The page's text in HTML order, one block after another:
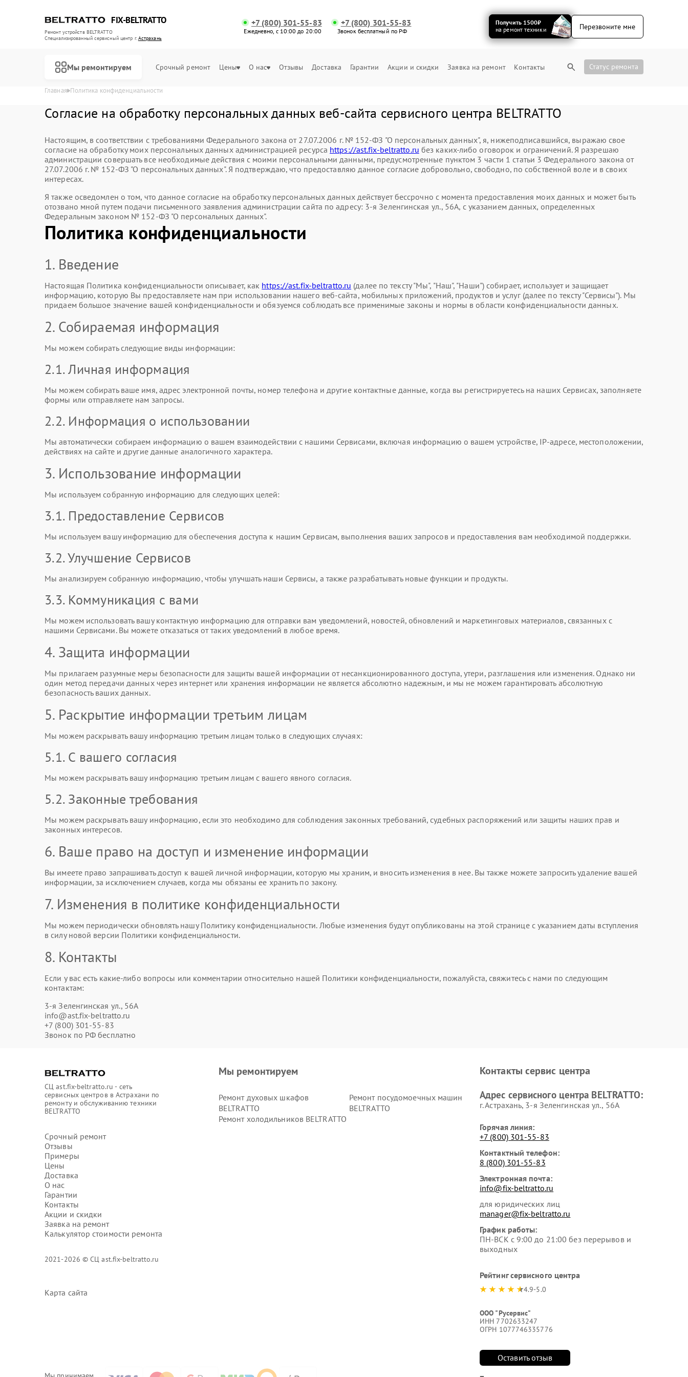
FIX-BELTRATTO
Ремонт устройств BELTRATTO
Специализированный cервисный центр г.Астрахань
+7 (800) 301-55-83
Ежедневно, с 10:00 до 20:00
+7 (800) 301-55-83
Звонок бесплатный по РФ
Получить 1500₽
на ремонт техники
Перезвоните мне
Мы ремонтируем Срочный ремонт Цены О нас Отзывы Доставка Гарантии Акции и скидки Заявка на ремонт Контакты Статус ремонта
Главная Политика конфиденциальности
Согласие на обработку персональных данных веб-сайта сервисного центра BELTRATTO
Настоящим, в соответствии с требованиями Федерального закона от 27.07.2006 г. № 152-ФЗ "О персональных данных", я, нижеподписавшийся, выражаю свое
согласие на обработку моих персональных данных администрацией ресурса https://ast.fix-beltratto.ru без каких-либо оговорок и ограничений. Я разрешаю
администрации совершать все необходимые действия с моими персональными данными, предусмотренные пунктом 3 части 1 статьи 3 Федерального закона от
27.07.2006 г. № 152-ФЗ "О персональных данных". Я подтверждаю, что предоставляю данное согласие добровольно, свободно, по собственной воле и в своих
интересах.
Я также осведомлен о том, что данное согласие на обработку персональных данных действует бессрочно с момента предоставления моих данных и может быть
отозвано мной путем подачи письменного заявления администрации сайта по адресу: 3-я Зеленгинская ул., 56А, с указанием данных, определенных
Федеральным законом № 152-ФЗ "О персональных данных".
Политика конфиденциальности
1. Введение
Настоящая Политика конфиденциальности описывает, как https://ast.fix-beltratto.ru (далее по тексту "Мы", "Наш", "Наши") собирает, использует и защищает
информацию, которую Вы предоставляете нам при использовании нашего веб-сайта, мобильных приложений, продуктов и услуг (далее по тексту "Сервисы"). Мы
придаем большое значение вашей конфиденциальности и обязуемся соблюдать все применимые законы и нормы в области конфиденциальности данных.
2. Собираемая информация
Мы можем собирать следующие виды информации:
2.1. Личная информация
Мы можем собирать ваше имя, адрес электронной почты, номер телефона и другие контактные данные, когда вы регистрируетесь на наших Сервисах, заполняете
формы или отправляете нам запросы.
2.2. Информация о использовании
Мы автоматически собираем информацию о вашем взаимодействии с нашими Сервисами, включая информацию о вашем устройстве, IP-адресе, местоположении,
действиях на сайте и другие данные аналогичного характера.
3. Использование информации
Мы используем собранную информацию для следующих целей:
3.1. Предоставление Сервисов
Мы используем вашу информацию для обеспечения доступа к нашим Сервисам, выполнения ваших запросов и предоставления вам необходимой поддержки.
3.2. Улучшение Сервисов
Мы анализируем собранную информацию, чтобы улучшать наши Сервисы, а также разрабатывать новые функции и продукты.
3.3. Коммуникация с вами
Мы можем использовать вашу контактную информацию для отправки вам уведомлений, новостей, обновлений и маркетинговых материалов, связанных с
нашими Сервисами. Вы можете отказаться от таких уведомлений в любое время.
4. Защита информации
Мы прилагаем разумные меры безопасности для защиты вашей информации от несанкционированного доступа, утери, разглашения или изменения. Однако ни
один метод передачи данных через интернет или хранения информации не является абсолютно надежным, и мы не можем гарантировать абсолютную
безопасность ваших данных.
5. Раскрытие информации третьим лицам
Мы можем раскрывать вашу информацию третьим лицам только в следующих случаях:
5.1. С вашего согласия
Мы можем раскрывать вашу информацию третьим лицам с вашего явного согласия.
5.2. Законные требования
Мы можем раскрывать вашу информацию, если это необходимо для соблюдения законных требований, судебных распоряжений или защиты наших прав и
законных интересов.
6. Ваше право на доступ и изменение информации
Вы имеете право запрашивать доступ к вашей личной информации, которую мы храним, и вносить изменения в нее. Вы также можете запросить удаление вашей
информации, за исключением случаев, когда мы обязаны ее хранить по закону.
7. Изменения в политике конфиденциальности
Мы можем периодически обновлять нашу Политику конфиденциальности. Любые изменения будут опубликованы на этой странице с указанием даты вступления
в силу новой версии Политики конфиденциальности.
8. Контакты
Если у вас есть какие-либо вопросы или комментарии относительно нашей Политики конфиденциальности, пожалуйста, свяжитесь с нами по следующим
контактам:
3-я Зеленгинская ул., 56А
info@ast.fix-beltratto.ru
+7 (800) 301-55-83
Звонок по РФ бесплатно
СЦ ast.fix-beltratto.ru - сеть
сервисных центров в Астрахани по
ремонту и обслуживанию техники
BELTRATTO
Срочный ремонт
Отзывы
Примеры
Цены
Доставка
О нас
Гарантии
Контакты
Акции и скидки
Заявка на ремонт
Калькулятор стоимости ремонта
2021-2026 © СЦ ast.fix-beltratto.ru
Карта сайта
Мы ремонтируем
Ремонт духовых шкафов
BELTRATTO
Ремонт посудомоечных машин
BELTRATTO
Ремонт холодильников BELTRATTO
Контакты сервис центра
Адрес сервисного центра BELTRATTO:
г. Астрахань, 3-я Зеленгинская ул., 56А
Горячая линия:
+7 (800) 301-55-83
Контактный телефон:
8 (800) 301-55-83
Электронная почта:
info@fix-beltratto.ru
для юридических лиц
manager@fix-beltratto.ru
График работы:
ПН-ВСК с 9:00 до 21:00 без перерывов и
выходных
Рейтинг сервисного центра
4.9-5.0
ООО "Русервис"
ИНН 7702633247
ОГРН 1077746335776
Оставить отзыв